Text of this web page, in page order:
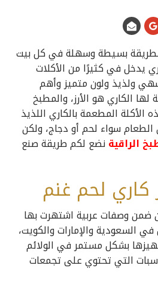
بسيطة وسهلة في كل بيت
يدخل في كثيرًا من الأكلات
ولذيذ ولون متميز وأهم
لها الكاري هو الأرز، والمطبخ
الأكلة المطعمة بالكاري اللذيذ
سواء لحم أو دجاج، ولكن
الراقيةنضع لكم طريقة صنع
لحم غنم
ضمن وصفات عربية اشتهرت بها
في السعودية والإمارات والكويت،
بشكل مستمر في الولائم
التي تحتوي على تجمعات